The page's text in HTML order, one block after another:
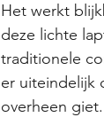
Het werkt
deze lichte
traditionele
er uiteindelijk
overheen